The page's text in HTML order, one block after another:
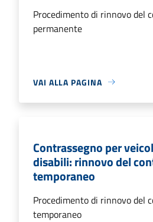
Procedimento di rinnovo del
permanente
VAI ALLA PAGINA
Contrassegno per
disabili: rinnovo del
temporaneo
Procedimento di rinnovo del
temporaneo